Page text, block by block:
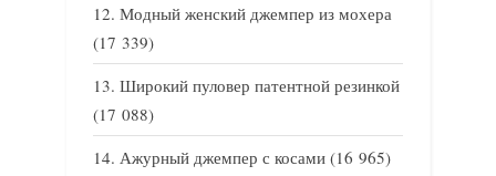
Модный женский джемпер из мохера
(17 339)
Широкий пуловер патентной резинкой
(17 088)
Ажурный джемпер с косами (16 965)